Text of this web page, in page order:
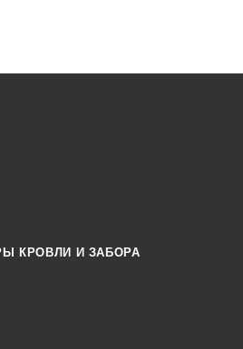
КРОВЛИ И ЗАБОРА